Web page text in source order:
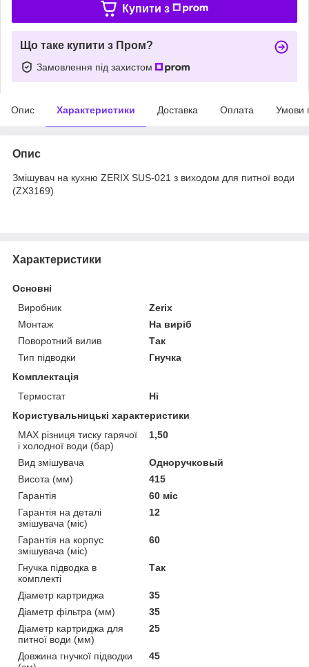
Купити з
Що таке купити з Пром?
Замовлення під захистом
Опис Характеристики Доставка Оплата Умови
Опис
Змішувач на кухню ZERIX SUS-021 з виходом для питної води
(ZX3169)
Характеристики
Основні
Виробник
Zerix
Монтаж
На виріб
Поворотний вилив
Так
Тип підводки
Гнучка
Комплектація
Термостат
Ні
Користувальницькі характеристики
MAX різниця тиску гарячої
і холодної води (бар)
1,50
Вид змішувача
Одноручковый
Висота (мм)
415
Гарантія
60 міс
Гарантія на деталі
змішувача (міс)
12
Гарантія на корпус
змішувача (міс)
60
Гнучка підводка в
комплекті
Так
Діаметр картриджа
35
Діаметр фільтра (мм)
35
Діаметр картриджа для
питної води (мм)
25
Довжина гнучкої підводки
45